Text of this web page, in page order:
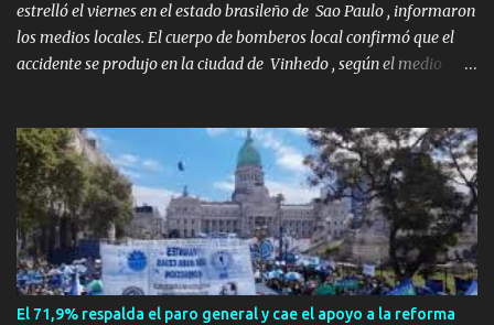
estrelló el viernes en el estado brasileño de Sao Paulo , informaron
los medios locales. El cuerpo de bomberos local confirmó que el
accidente se produjo en la ciudad de Vinhedo , según el medio
una gran zona en llamas y humo saliendo de un aparente fuselaje
del avión. Otras imágenes de GloboNews mostraban un avión que
descendía verticalmente en espiral mientras que un usuario
compartió las llamas y la densa humareda negra que salían de la
nave, que se había estrellado a metros de su casa, entre los
árboles. Según confirmó la aerolínea, Voepass Linhas Aéreas, se
trataba de un avión turbohélice modelo ATR-72 que cubría la ruta
El 71,9% respalda el paro general y cae el apoyo a la reforma